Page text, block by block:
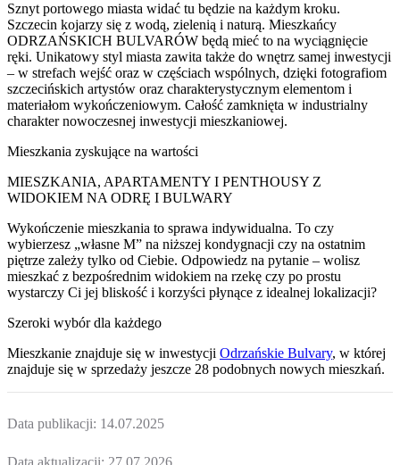
Sznyt portowego miasta widać tu będzie na każdym kroku.
Szczecin kojarzy się z wodą, zielenią i naturą. Mieszkańcy
ODRZAŃSKICH BULVARÓW będą mieć to na wyciągnięcie
ręki. Unikatowy styl miasta zawita także do wnętrz samej inwestycji
– w strefach wejść oraz w częściach wspólnych, dzięki fotografiom
szczecińskich artystów oraz charakterystycznym elementom i
materiałom wykończeniowym. Całość zamknięta w industrialny
charakter nowoczesnej inwestycji mieszkaniowej.
Mieszkania zyskujące na wartości
MIESZKANIA, APARTAMENTY I PENTHOUSY Z
WIDOKIEM NA ODRĘ I BULWARY
Wykończenie mieszkania to sprawa indywidualna. To czy
wybierzesz „własne M” na niższej kondygnacji czy na ostatnim
piętrze zależy tylko od Ciebie. Odpowiedz na pytanie – wolisz
mieszkać z bezpośrednim widokiem na rzekę czy po prostu
wystarczy Ci jej bliskość i korzyści płynące z idealnej lokalizacji?
Szeroki wybór dla każdego
Mieszkanie znajduje się w inwestycji Odrzańskie Bulvary, w której
znajduje się w sprzedaży jeszcze 28 podobnych nowych mieszkań.
Data publikacji: 14.07.2025